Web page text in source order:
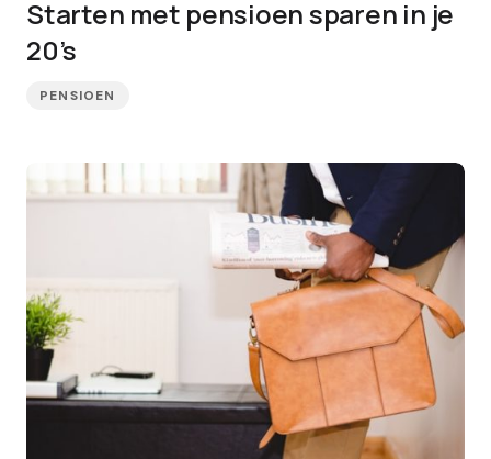
Starten met pensioen sparen in je
20’s
PENSIOEN